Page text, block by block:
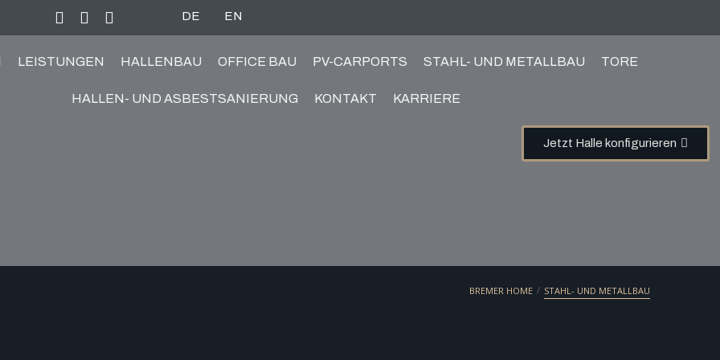
DE EN
LEISTUNGEN HALLENBAU OFFICE BAU PV-CARPORTS STAHL- UND METALLBAU TORE
HALLEN- UND ASBESTSANIERUNG KONTAKT KARRIERE
Jetzt Halle konfigurieren
BREMER HOME / STAHL- UND METALLBAU